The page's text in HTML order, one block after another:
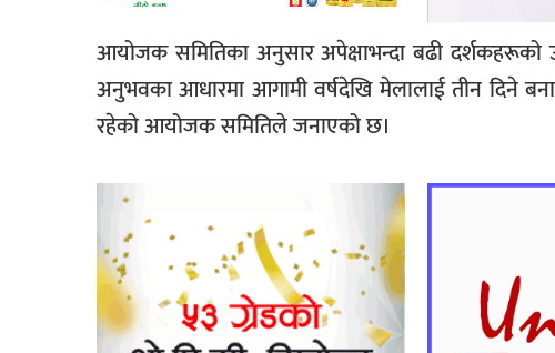
आयोजक समितिका अनुसार अपेक्षाभन्दा बढी दर्शकहरूको
अनुभवका आधारमा आगामी वर्षदेखि मेलालाई तीन दिने
रहेको आयोजक समितिले जनाएको छ।